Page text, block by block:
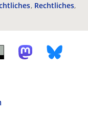
Rechtliches